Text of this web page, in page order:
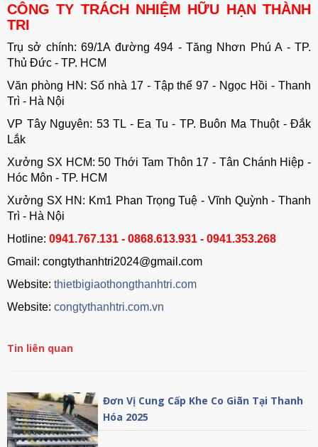
CÔNG TY TRÁCH NHIỆM HỮU HẠN THÀNH
TRI
Trụ sở chính: 69/1A đường 494 - Tăng Nhơn Phú A - TP.
Thủ Đức - TP. HCM
Văn phòng HN: Số nhà 17 - Tập thể 97 - Ngọc Hồi - Thanh
Trì - Hà Nội
VP Tây Nguyên: 53 TL - Ea Tu - TP. Buôn Ma Thuột - Đắk
Lắk
Xưởng SX HCM: 50 Thới Tam Thôn 17 - Tân Chánh Hiệp -
Hóc Môn - TP. HCM
Xưởng SX HN: Km1 Phan Trọng Tuệ - Vĩnh Quỳnh - Thanh
Trì - Hà Nội
Hotline: 0941.767.131 - 0868.613.931 - 0941.353.268
Gmail: congtythanhtri2024@gmail.com
Website: thietbigiaothongthanhtri.com
Website: congtythanhtri.com.vn
Tin liên quan
Đơn Vị Cung Cấp Khe Co Giãn Tại Thanh
Hóa 2025